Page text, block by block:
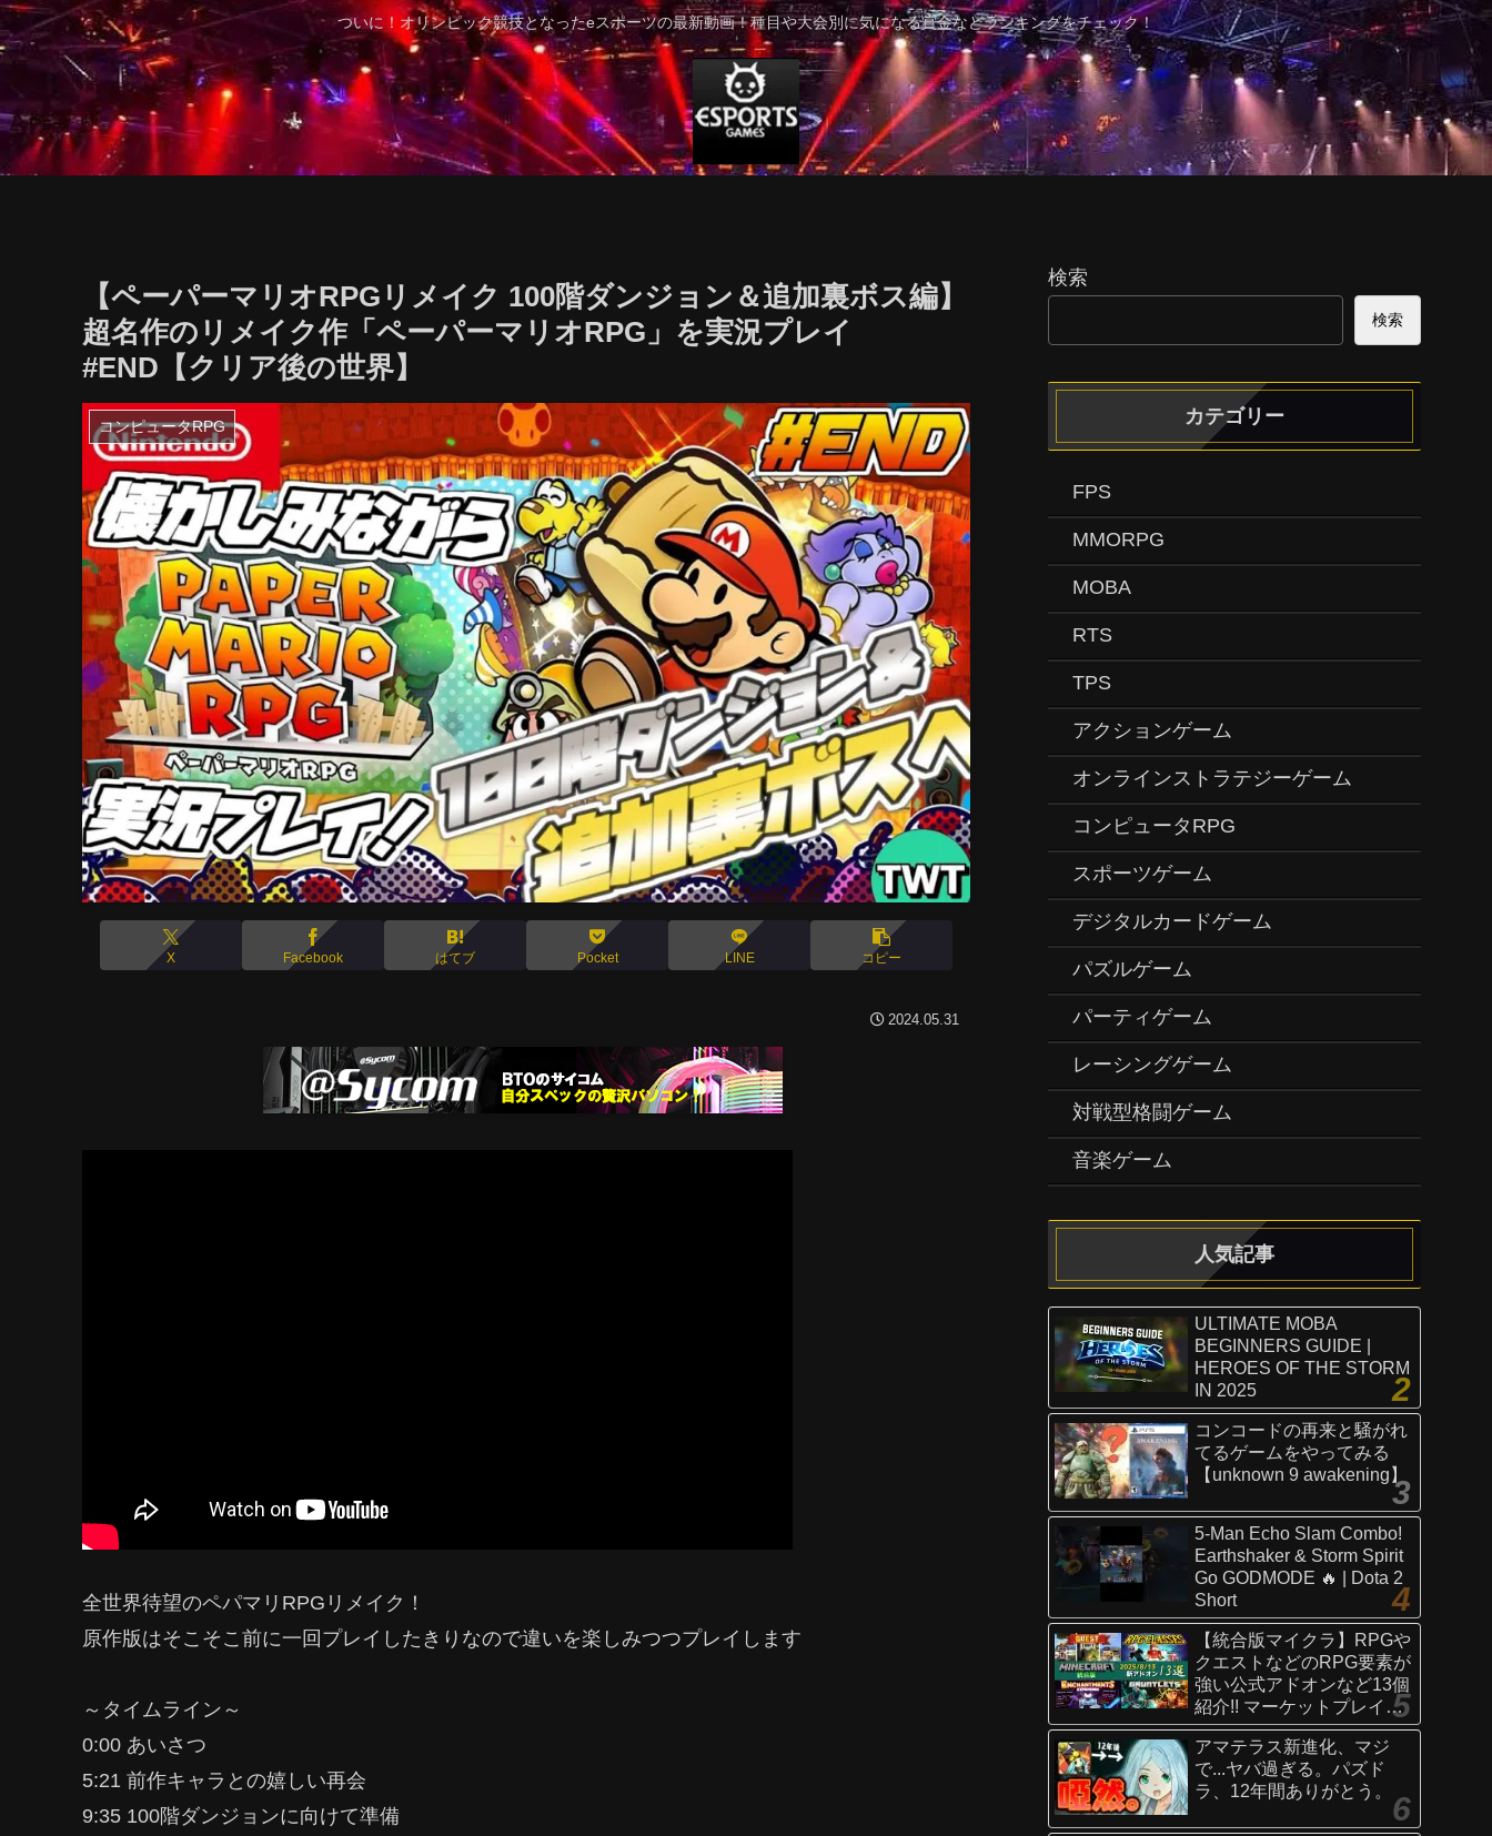
ついに！オリンピック競技となったeスポーツの最新動画！種目や大会別に気になる賞金などランキングをチェック！
【ペーパーマリオRPGリメイク 100階ダンジョン＆追加裏ボス編】
超名作のリメイク作「ペーパーマリオRPG」を実況プレイ
#END【クリア後の世界】
コンピュータRPG
X Facebook はてブ Pocket LINE コピー
2024.05.31
全世界待望のペパマリRPGリメイク！
原作版はそこそこ前に一回プレイしたきりなので違いを楽しみつつプレイします
～タイムライン～
0:00 あいさつ
5:21 前作キャラとの嬉しい再会
9:35 100階ダンジョンに向けて準備
検索
検索
カテゴリー
FPS
MMORPG
MOBA
RTS
TPS
アクションゲーム
オンラインストラテジーゲーム
コンピュータRPG
スポーツゲーム
デジタルカードゲーム
パズルゲーム
パーティゲーム
レーシングゲーム
対戦型格闘ゲーム
音楽ゲーム
人気記事
ULTIMATE MOBA
BEGINNERS GUIDE |
HEROES OF THE STORM
IN 2025
コンコードの再来と騒がれ
てるゲームをやってみる
【unknown 9 awakening】
5-Man Echo Slam Combo!
Earthshaker & Storm Spirit
Go GODMODE 🔥 | Dota 2
Short
【統合版マイクラ】RPGや
クエストなどのRPG要素が
強い公式アドオンなど13個
紹介!! マーケットプレイス
情報
【Switch/Win10/PE/PS/Xb
ox】
アマテラス新進化、マジ
で...ヤバ過ぎる。パズド
ラ、12年間ありがとう。